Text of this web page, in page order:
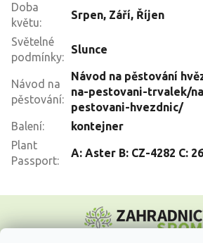
Doba
květu:
Srpen, Září, Říjen
Světelné
podmínky:
Slunce
Návod na
pěstování:
Návod na pěstování
na-pestovani-trvalek/
pestovani-hvezdnic/
Balení:
kontejner
Plant
Passport:
A: Aster B: CZ-4282 C:
p